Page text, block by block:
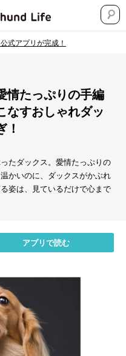
式アプリが完成！
情たっぷりの手編
なすおしゃれダッ
！
たダックス。愛情たっぷりの
かいのに、ダックスがかぶれ
姿は、見ているだけで心まで
アプリで読む